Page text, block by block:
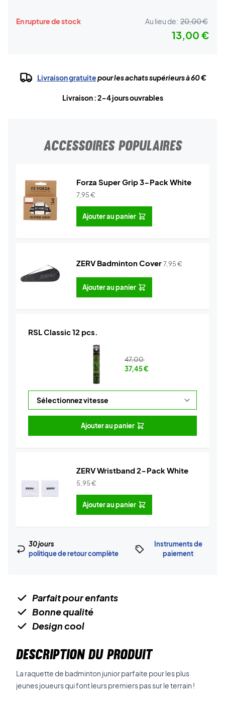
En rupture de stock Au lieu de: 20,00 €
13,00 €
Livraison gratuitepour les achats supérieurs à 60 €
Livraison : 2-4 jours ouvrables
ACCESSOIRES POPULAIRES
Forza Super Grip 3-Pack White
7,95€
Ajouter au panier
ZERV Badminton Cover7,95€
Ajouter au panier
RSL Classic 12 pcs.
47,00
37,45€
Ajouter au panier
ZERV Wristband 2-Pack White
5,95€
Ajouter au panier
30 jours
politique de retour complète
Instruments de
paiement
Parfait pour enfants
Bonne qualité
Design cool
DESCRIPTION DU PRODUIT
La raquette de badminton junior parfaite pour les plus
jeunes joueurs qui font leurs premiers pas sur le terrain !